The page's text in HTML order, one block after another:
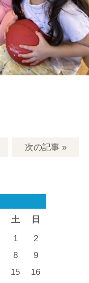
次の記事»
土 日
1
2
8
9
15
16